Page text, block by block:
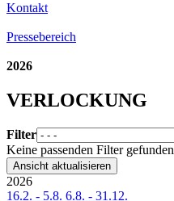
Kontakt
Pressebereich
2026
VERLOCKUNG
Filter
Keine passenden Filter gefunden
Ansicht aktualisieren
2026
16.2. - 5.8. 6.8. - 31.12.